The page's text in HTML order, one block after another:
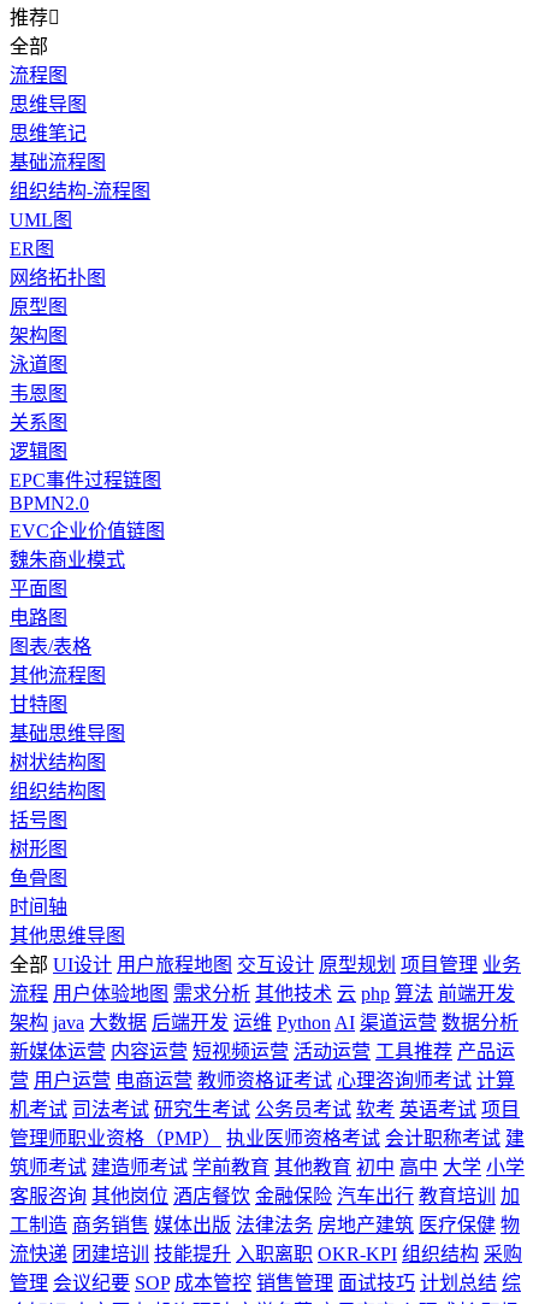
推荐
全部
流程图
思维导图
思维笔记
基础流程图
组织结构-流程图
UML图
ER图
网络拓扑图
原型图
架构图
泳道图
韦恩图
关系图
逻辑图
EPC事件过程链图
BPMN2.0
EVC企业价值链图
魏朱商业模式
平面图
电路图
图表/表格
其他流程图
甘特图
基础思维导图
树状结构图
组织结构图
括号图
树形图
鱼骨图
时间轴
其他思维导图
全部 UI设计 用户旅程地图 交互设计 原型规划 项目管理 业务
流程 用户体验地图 需求分析 其他技术 云 php 算法 前端开发
架构 java 大数据 后端开发 运维 Python AI 渠道运营 数据分析
新媒体运营 内容运营 短视频运营 活动运营 工具推荐 产品运
营 用户运营 电商运营 教师资格证考试 心理咨询师考试 计算
机考试 司法考试 研究生考试 公务员考试 软考 英语考试 项目
管理师职业资格（PMP）
执业医师资格考试 会计职称考试 建
筑师考试 建造师考试 学前教育 其他教育 初中 高中 大学 小学
客服咨询 其他岗位 酒店餐饮 金融保险 汽车出行 教育培训
加
工制造 商务销售 媒体出版 法律法务 房地产建筑 医疗保健 物
流快递 团建培训 技能提升 入职离职 OKR-KPI 组织结构 采购
管理 会议纪要 SOP 成本管控 销售管理 面试技巧 计划总结 综